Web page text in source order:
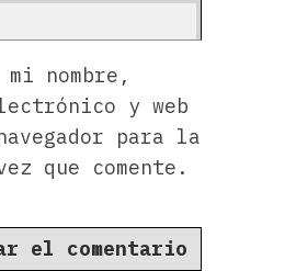
mi nombre,
y web
para la
que comente.